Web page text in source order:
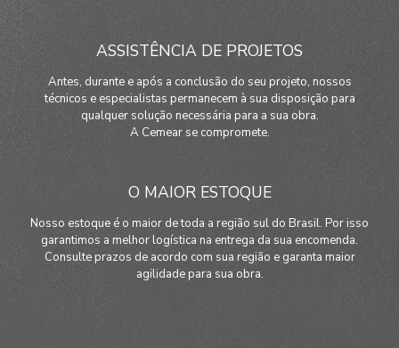
ASSISTÊNCIA DE PROJETOS
Antes, durante e após a conclusão do seu projeto, nossos
técnicos e especialistas permanecem à sua disposição para
qualquer solução necessária para a sua obra.
A Cemear se compromete.
O MAIOR ESTOQUE
Nosso estoque é o maior de toda a região sul do Brasil. Por isso
garantimos a melhor logística na entrega da sua encomenda.
Consulte prazos de acordo com sua região e garanta maior
agilidade para sua obra.